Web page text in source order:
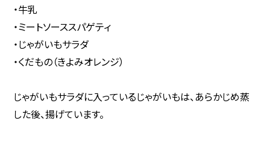
・牛乳
・ミートソーススパゲティ
・じゃがいもサラダ
・くだもの（きよみオレンジ）
じゃがいもサラダに入っているじゃがいもは、あらかじめ蒸
した後、揚げています。